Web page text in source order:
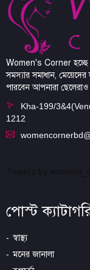
Women's Corner হচ্ছে
সমস্যার সমাধান,
পারবেন আপনারা
Kha-199/
1212
পোস্ট
স্বাস্থ্য
মনের জানালা